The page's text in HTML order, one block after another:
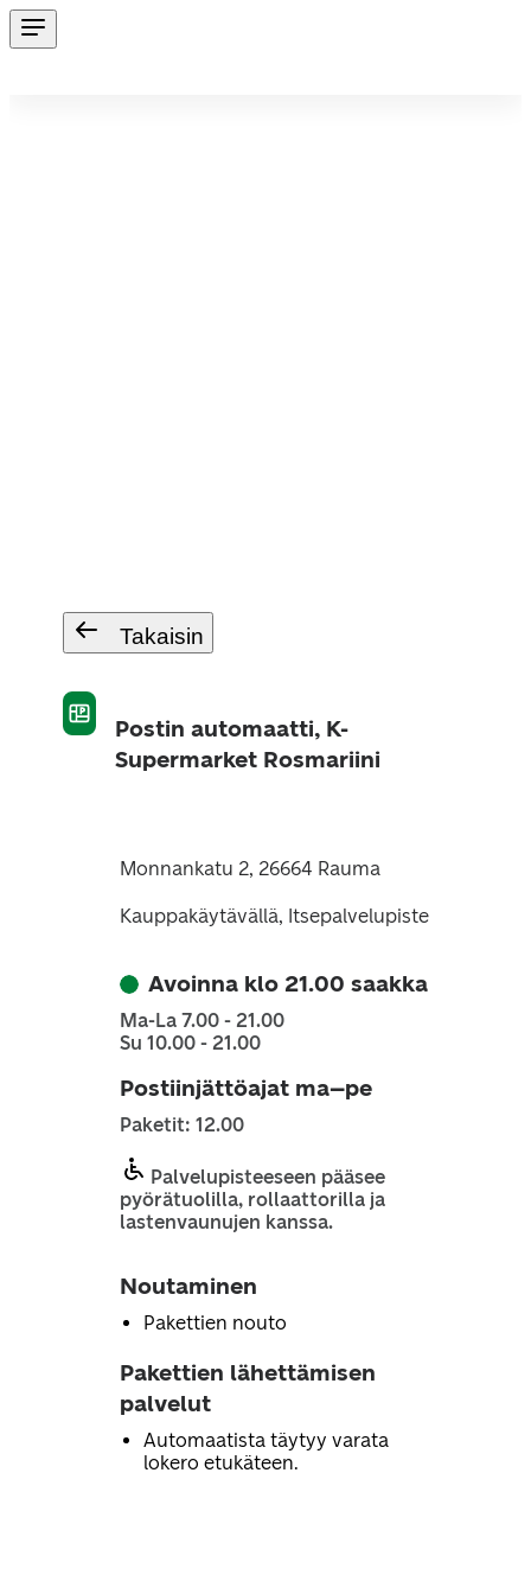
Takaisin
Postin automaatti, K-
Supermarket Rosmariini
Monnankatu 2, 26664 Rauma
Kauppakäytävällä, Itsepalvelupiste
Avoinna klo 21.00 saakka
Ma-La 7.00 - 21.00
Su 10.00 - 21.00
Postiinjättöajat ma–pe
Paketit: 12.00
Palvelupisteeseen pääsee
pyörätuolilla, rollaattorilla ja
lastenvaunujen kanssa.
Noutaminen
Pakettien nouto
Pakettien lähettämisen
palvelut
Automaatista täytyy varata
lokero etukäteen.